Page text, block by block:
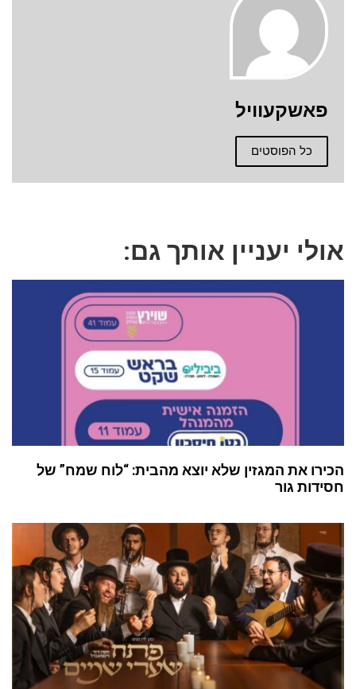
פאשקעוויל
כל הפוסטים
אולי יעניין אותך גם:
הכירו את המגזין שלא יוצא מהבית: “לוח שמח” של
חסידות גור